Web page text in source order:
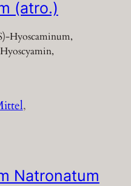
(atro.)
Hyoscaminum,
Natronatum